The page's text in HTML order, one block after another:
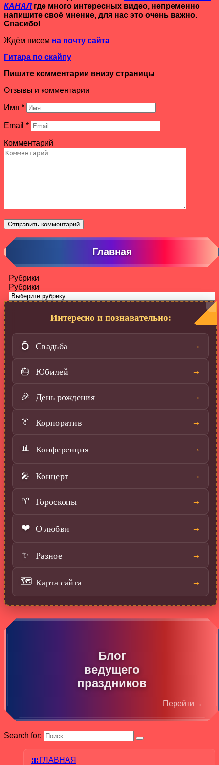
КАНАЛгде много интересных видео, непременно
напишите своё мнение, для нас это очень важно.
Спасибо!
Ждём писем на почту сайта
Гитара по скайпу
Пишите комментарии внизу страницы
Отзывы и комментарии
Имя *
Email *
Комментарий
Главная
Рубрики
Рубрики
Интересно и познавательно:
💍 Свадьба →
🎂 Юбилей →
🎉 День рождения →
👔 Корпоратив →
📊 Конференция →
🎤 Концерт →
♈ Гороскопы →
❤️ О любви →
✨ Разное →
🗺️ Карта сайта →
Блог
ведущего
праздников
Перейти →
Search for:
🎀ГЛАВНАЯ